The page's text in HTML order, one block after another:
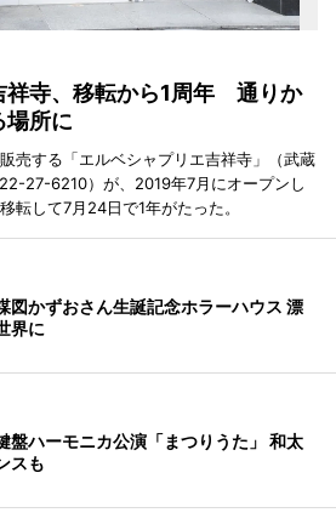
祥寺、移転から1周年 通りか
場所に
売する「エルベシャプリエ吉祥寺」（武蔵
27-6210）が、2019年7月にオープンし
転して7月24日で1年がたった。
図かずおさん生誕記念ホラーハウス 漂
界に
盤ハーモニカ公演「まつりうた」 和太
スも